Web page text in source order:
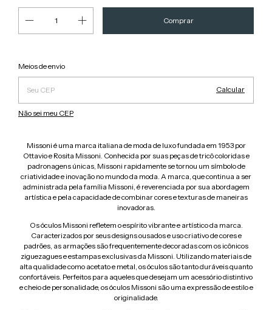
Entregas para o CEP:
Meios de envio
Calcular
Não sei meu CEP
Missoni é uma marca italiana de moda de luxo fundada em 1953 por
Ottavio e Rosita Missoni. Conhecida por suas peças de tricô coloridas e
padronagens únicas, Missoni rapidamente se tornou um símbolo de
criatividade e inovação no mundo da moda. A marca, que continua a ser
administrada pela família Missoni, é reverenciada por sua abordagem
artística e pela capacidade de combinar cores e texturas de maneiras
inovadoras.
Os óculos Missoni refletem o espírito vibrante e artístico da marca.
Caracterizados por seus designs ousados e uso criativo de cores e
padrões, as armações são frequentemente decoradas com os icônicos
ziguezagues e estampas exclusivas da Missoni. Utilizando materiais de
alta qualidade como acetato e metal, os óculos são tanto duráveis quanto
confortáveis. Perfeitos para aqueles que desejam um acessório distintivo
e cheio de personalidade, os óculos Missoni são uma expressão de estilo e
originalidade.